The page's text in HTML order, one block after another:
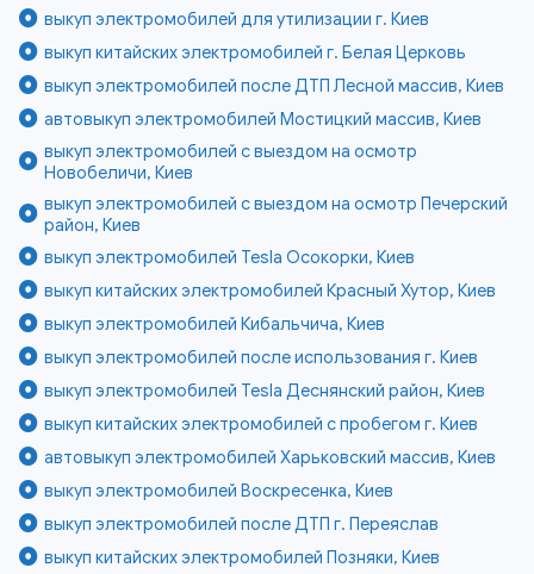
выкуп электромобилей для утилизации г. Киев
выкуп китайских электромобилей г. Белая Церковь
выкуп электромобилей после ДТП Лесной массив, Киев
автовыкуп электромобилей Мостицкий массив, Киев
выкуп электромобилей с выездом на осмотр
Новобеличи, Киев
выкуп электромобилей с выездом на осмотр Печерский
район, Киев
выкуп электромобилей Tesla Осокорки, Киев
выкуп китайских электромобилей Красный Хутор, Киев
выкуп электромобилей Кибальчича, Киев
выкуп электромобилей после использования г. Киев
выкуп электромобилей Tesla Деснянский район, Киев
выкуп китайских электромобилей с пробегом г. Киев
автовыкуп электромобилей Харьковский массив, Киев
выкуп электромобилей Воскресенка, Киев
выкуп электромобилей после ДТП г. Переяслав
выкуп китайских электромобилей Позняки, Киев